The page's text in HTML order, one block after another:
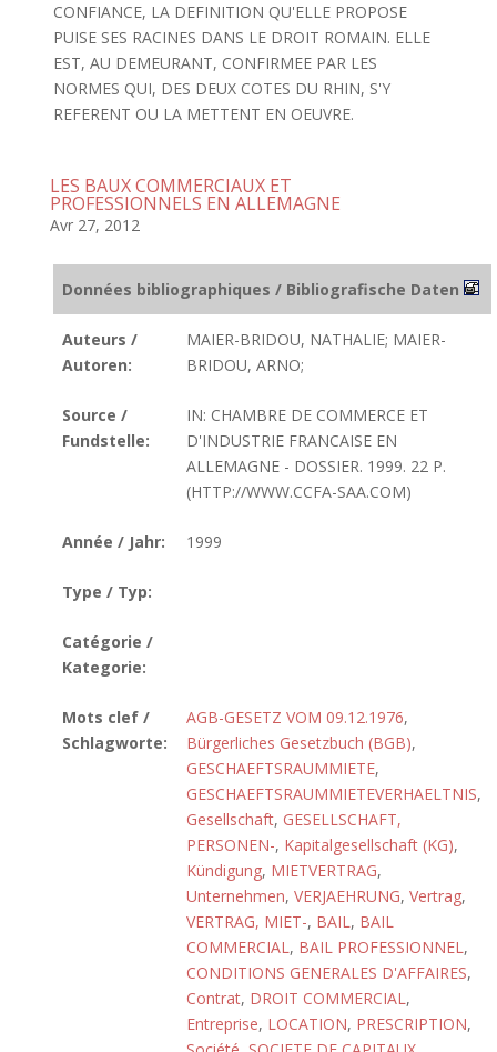
CONFIANCE, LA DEFINITION QU'ELLE PROPOSE
PUISE SES RACINES DANS LE DROIT ROMAIN. ELLE
EST, AU DEMEURANT, CONFIRMEE PAR LES
NORMES QUI, DES DEUX COTES DU RHIN, S'Y
REFERENT OU LA METTENT EN OEUVRE.
LES BAUX COMMERCIAUX ET
PROFESSIONNELS EN ALLEMAGNE
Avr 27, 2012
Données bibliographiques / Bibliografische Daten
Auteurs /
Autoren:
MAIER-BRIDOU, NATHALIE; MAIER-
BRIDOU, ARNO;
Source /
Fundstelle:
IN: CHAMBRE DE COMMERCE ET
D'INDUSTRIE FRANCAISE EN
ALLEMAGNE - DOSSIER. 1999. 22 P.
(HTTP://WWW.CCFA-SAA.COM)
Année / Jahr: 1999
Type / Typ:
Catégorie /
Kategorie:
Mots clef /
Schlagworte:
AGB-GESETZ VOM 09.12.1976,
Bürgerliches Gesetzbuch (BGB),
GESCHAEFTSRAUMMIETE,
GESCHAEFTSRAUMMIETEVERHAELTNIS,
Gesellschaft, GESELLSCHAFT,
PERSONEN-, Kapitalgesellschaft (KG),
Kündigung, MIETVERTRAG,
Unternehmen, VERJAEHRUNG, Vertrag,
VERTRAG, MIET-, BAIL, BAIL
COMMERCIAL, BAIL PROFESSIONNEL,
CONDITIONS GENERALES D'AFFAIRES,
Contrat, DROIT COMMERCIAL,
Entreprise, LOCATION, PRESCRIPTION,